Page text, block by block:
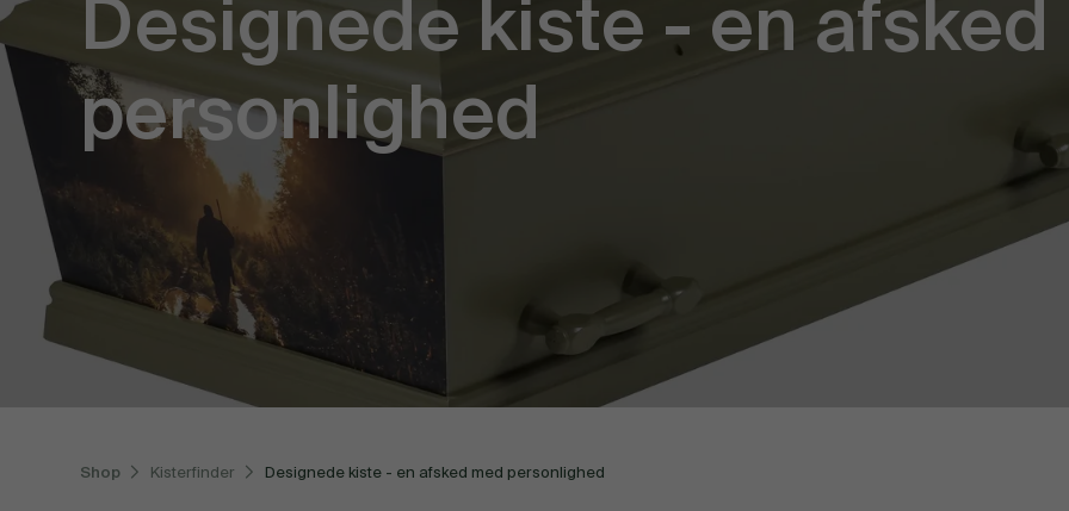
Designede kiste - en afsked
personlighed
Shop Kisterfinder Designede kiste - en afsked med personlighed